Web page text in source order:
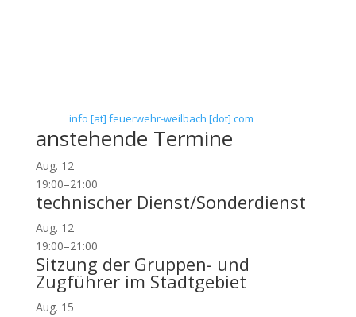
info [at] feuerwehr-weilbach [dot] com
anstehende Termine
Aug. 12
19:00–21:00
technischer Dienst/Sonderdienst
Aug. 12
19:00–21:00
Sitzung der Gruppen- und
Zugführer im Stadtgebiet
Aug. 15